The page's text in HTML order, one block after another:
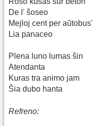
De l' ŝoseo
Mejloj cent per aŭtobus'
Lia panaceo
Plena luno lumas ŝin
Atendanta
Kuras tra animo jam
Ŝia dubo hanta
Refreno: